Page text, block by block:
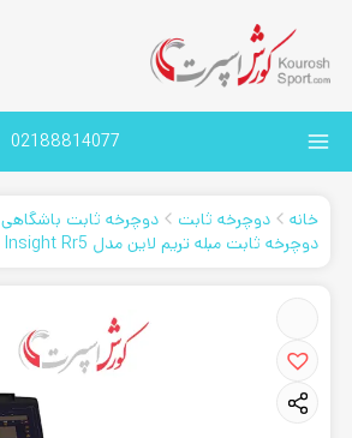
02188814077
خانه دوچرخه ثابت
دوچرخه ثابت باشگاهی
دوچرخه ثابت مبله تریم لاین مدل Insight Rr5